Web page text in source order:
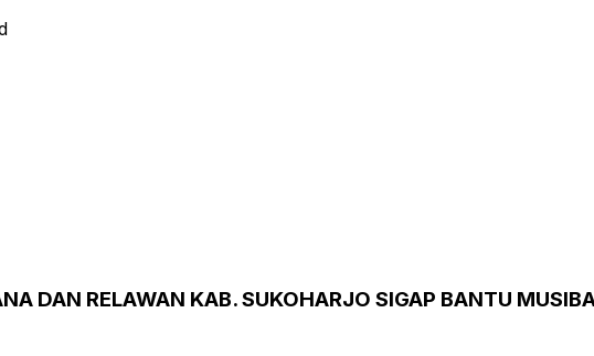
DAN RELAWAN KAB. SUKOHARJO SIGAP BANTU